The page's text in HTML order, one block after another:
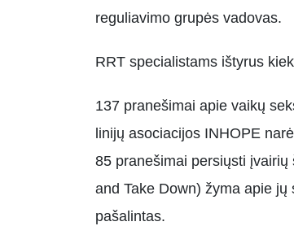
reguliavimo grupės vadovas.
RRT specialistams ištyrus
137 pranešimai apie vaikų
linijų asociacijos INHOPE
85 pranešimai persiųsti
and Take Down) žyma apie
pašalintas.